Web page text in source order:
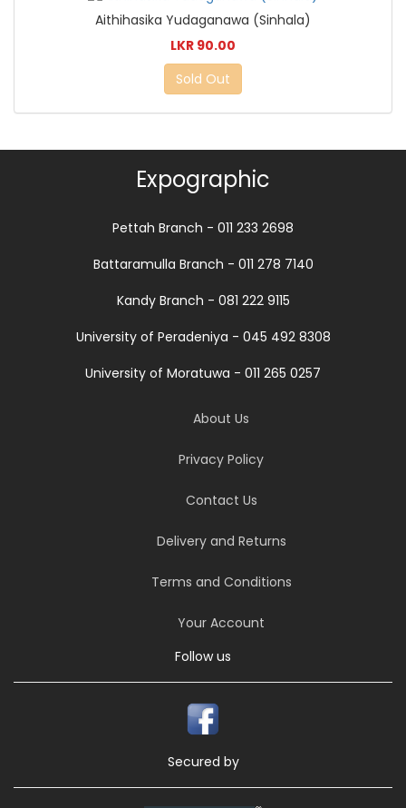
Aithihasika Yudaganawa (Sinhala)
LKR 90.00
Sold Out
Expographic
Pettah Branch - 011 233 2698
Battaramulla Branch - 011 278 7140
Kandy Branch - 081 222 9115
University of Peradeniya - 045 492 8308
University of Moratuwa - 011 265 0257
About Us
Privacy Policy
Contact Us
Delivery and Returns
Terms and Conditions
Your Account
Follow us
Secured by